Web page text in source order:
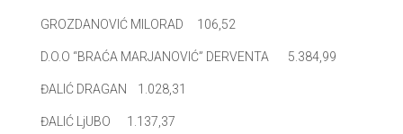
GROZDANOVIĆ MILORAD 106,52
D.O.O “BRAĆA MARJANOVIĆ” DERVENTA 5.384,99
ĐALIĆ DRAGAN 1.028,31
ĐALIĆ LjUBO 1.137,37